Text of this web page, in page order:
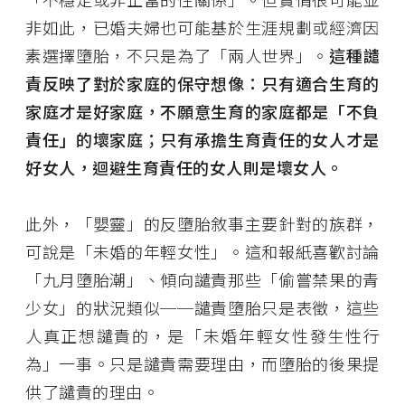
非如此，已婚夫婦也可能基於生涯規劃或經濟因
素選擇墮胎，不只是為了「兩人世界」。 這種譴
責反映了對於家庭的保守想像：只有適合生育的
家庭才是好家庭，不願意生育的家庭都是「不負
責任」的壞家庭；只有承擔生育責任的女人才是
好女人，迴避生育責任的女人則是壞女人。
此外，「嬰靈」的反墮胎敘事主要針對的族群，
可說是「未婚的年輕女性」。這和報紙喜歡討論
「九月墮胎潮」、傾向譴責那些「偷嘗禁果的青
少女」的狀況類似──譴責墮胎只是表徵，這些
人真正想譴責的，是「未婚年輕女性發生性行
為」一事。只是譴責需要理由，而墮胎的後果提
供了譴責的理由。